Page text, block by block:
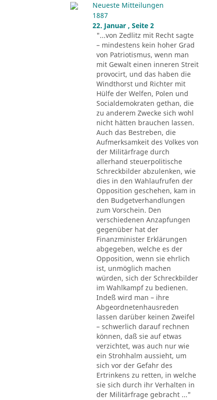
Neueste Mitteilungen
1887
22. Januar , Seite 2
"...von Zedlitz mit Recht sagte
– mindestens kein hoher Grad
von Patriotismus, wenn man
mit Gewalt einen inneren Streit
provocirt, und das haben die
Windthorst und Richter mit
Hülfe der Welfen, Polen und
Socialdemokraten gethan, die
zu anderem Zwecke sich wohl
nicht hätten brauchen lassen.
Auch das Bestreben, die
Aufmerksamkeit des Volkes von
der Militärfrage durch
allerhand steuerpolitische
Schreckbilder abzulenken, wie
dies in den Wahlaufrufen der
Opposition geschehen, kam in
den Budgetverhandlungen
zum Vorschein. Den
verschiedenen Anzapfungen
gegenüber hat der
Finanzminister Erklärungen
abgegeben, welche es der
Opposition, wenn sie ehrlich
ist, unmöglich machen
würden, sich der Schreckbilder
im Wahlkampf zu bedienen.
Indeß wird man – ihre
Abgeordnetenhausreden
lassen darüber keinen Zweifel
– schwerlich darauf rechnen
können, daß sie auf etwas
verzichtet, was auch nur wie
ein Strohhalm aussieht, um
sich vor der Gefahr des
Ertrinkens zu retten, in welche
sie sich durch ihr Verhalten in
der Militärfrage gebracht ..."